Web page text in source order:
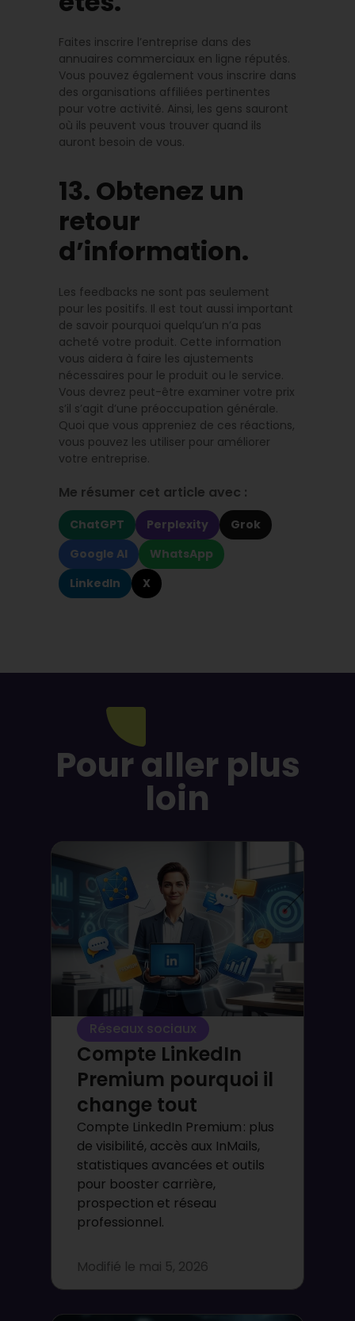
Faites inscrire l’entreprise dans des
annuaires commerciaux en ligne réputés.
Vous pouvez également vous inscrire dans
des organisations affiliées pertinentes
pour votre activité. Ainsi, les gens sauront
où ils peuvent vous trouver quand ils
auront besoin de vous.
13. Obtenez un
retour
d’information.
Les feedbacks ne sont pas seulement
pour les positifs. Il est tout aussi important
de savoir pourquoi quelqu’un n’a pas
acheté votre produit. Cette information
vous aidera à faire les ajustements
nécessaires pour le produit ou le service.
Vous devrez peut-être examiner votre prix
s’il s’agit d’une préoccupation générale.
Quoi que vous appreniez de ces réactions,
vous pouvez les utiliser pour améliorer
votre entreprise.
Me résumer cet article avec :
ChatGPT Perplexity
Grok
Google AI
WhatsApp
LinkedIn
X
Pour aller plus
loin
Réseaux sociaux
Compte LinkedIn
Premium pourquoi il
change tout
Compte LinkedIn Premium : plus
de visibilité, accès aux InMails,
statistiques avancées et outils
pour booster carrière,
prospection et réseau
professionnel.
Modifié le mai 5, 2026